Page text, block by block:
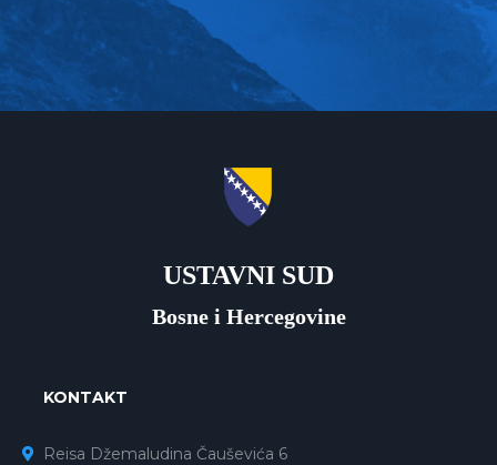
USTAVNI SUD
Bosne i Hercegovine
KONTAKT
Reisa Džemaludina Čauševića 6